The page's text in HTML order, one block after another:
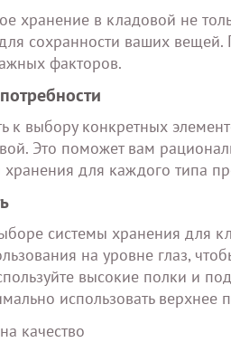
хранение в кладовой не
сохранности ваших
факторов.
к выбору конкретных
Это поможет вам
для каждого типа
системы хранения для
на уровне глаз,
высокие полки и
использовать верхнее
качество